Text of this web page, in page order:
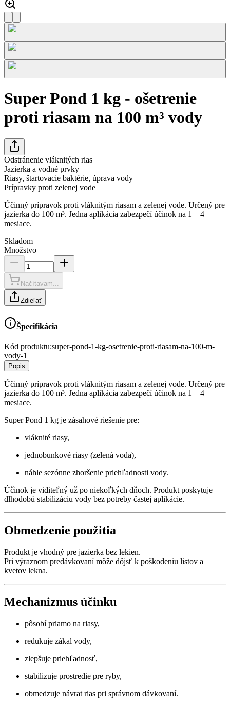
Super Pond 1 kg - ošetrenie
proti riasam na 100 m³ vody
Odstránenie vláknitých rias
Jazierka a vodné prvky
Riasy, štartovacie baktérie, úprava vody
Prípravky proti zelenej vode
Účinný prípravok proti vláknitým riasam a zelenej vode. Určený pre
jazierka do 100 m³. Jedna aplikácia zabezpečí účinok na 1 – 4
mesiace.
Skladom
Množstvo
Načítavam...
Zdieľať
Špecifikácia
Kód produktu:super-pond-1-kg-osetrenie-proti-riasam-na-100-m-
vody-1
Popis
Účinný prípravok proti vláknitým riasam a zelenej vode. Určený pre
jazierka do 100 m³. Jedna aplikácia zabezpečí účinok na 1 – 4
mesiace.
Super Pond 1 kg je zásahové riešenie pre:
vláknité riasy,
jednobunkové riasy (zelená voda),
náhle sezónne zhoršenie priehľadnosti vody.
Účinok je viditeľný už po niekoľkých dňoch. Produkt poskytuje
dlhodobú stabilizáciu vody bez potreby častej aplikácie.
Obmedzenie použitia
Produkt je vhodný pre jazierka bez lekien.
Pri výraznom predávkovaní môže dôjsť k poškodeniu listov a
kvetov lekna.
Mechanizmus účinku
pôsobí priamo na riasy,
redukuje zákal vody,
zlepšuje priehľadnosť,
stabilizuje prostredie pre ryby,
obmedzuje návrat rias pri správnom dávkovaní.